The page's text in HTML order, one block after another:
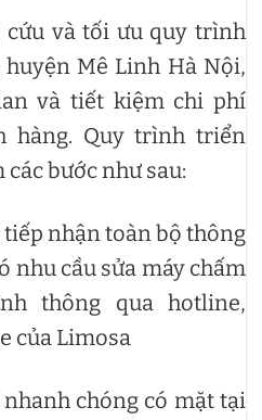
và tối ưu quy trình
Mê Linh Hà Nội,
và tiết kiệm chi phí
hàng. Quy trình triển
bước như sau:
tiếp nhận toàn bộ thông
nhu cầu sửa máy chấm
thông qua hotline,
của Limosa
nhanh chóng có mặt tại